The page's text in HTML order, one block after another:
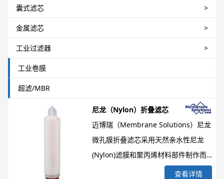
囊式滤芯 >
金属滤芯 >
工业过滤器 >
工业卷膜
超滤/MBR
尼龙（Nylon）折叠滤芯
迈博瑞（Membrane Solutions）尼龙
微孔膜折叠滤芯采用天然亲水性尼龙
(Nylon)滤膜和聚丙烯材料部件制作而
成，具有优良的化学兼容性、无纤维脱
查看详情